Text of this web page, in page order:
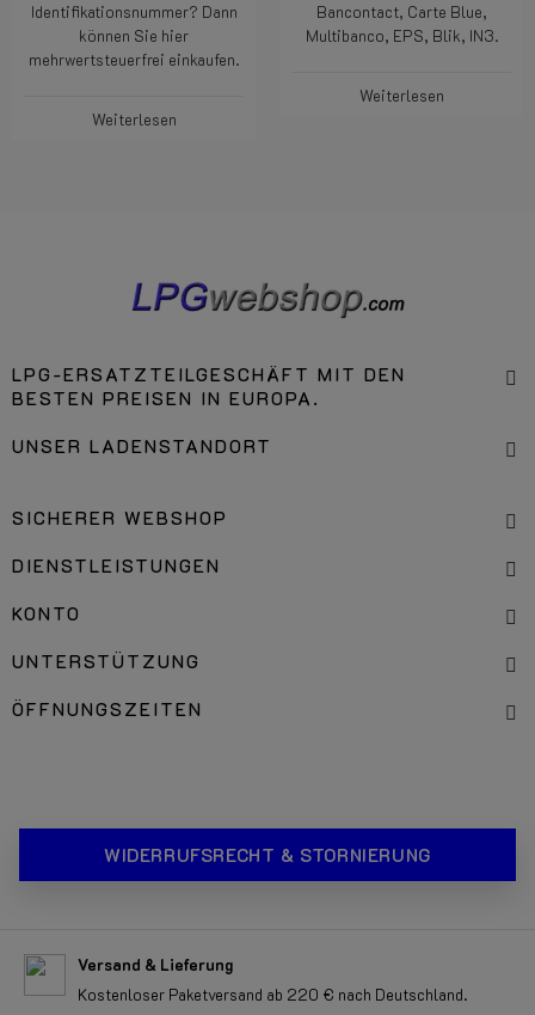
Identifikationsnummer? Dann
können Sie hier
mehrwertsteuerfrei einkaufen.
Weiterlesen
Bancontact, Carte Blue,
Multibanco, EPS, Blik, IN3.
Weiterlesen
LPG-ERSATZTEILGESCHÄFT MIT DEN
BESTEN PREISEN IN EUROPA.
UNSER LADENSTANDORT
SICHERER WEBSHOP
DIENSTLEISTUNGEN
KONTO
UNTERSTÜTZUNG
ÖFFNUNGSZEITEN
WIDERRUFSRECHT & STORNIERUNG
Versand & Lieferung
Kostenloser Paketversand ab 220 € nach Deutschland.